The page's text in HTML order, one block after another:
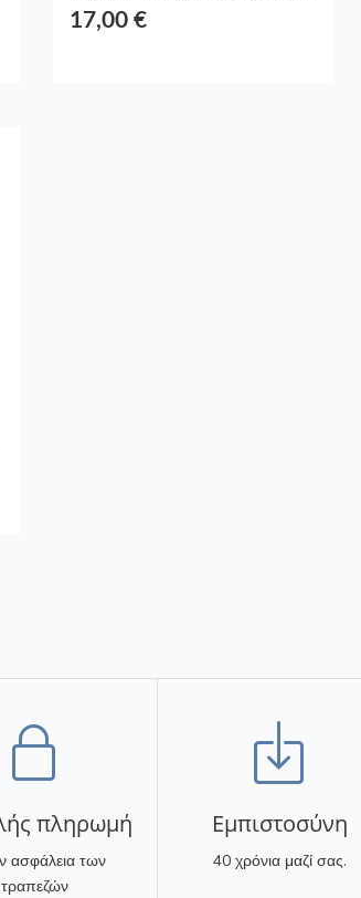
17,00 €
πληρωμή
ασφάλεια των
τραπεζών
Eμπιστοσύνη
40 χρόνια μαζί σας.